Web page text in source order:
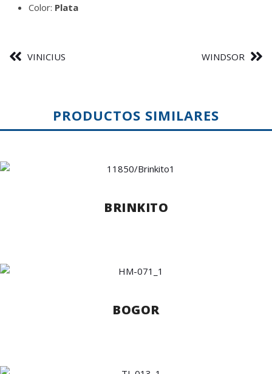
Color: Plata
VINICIUS WINDSOR
PRODUCTOS SIMILARES
BRINKITO
BOGOR